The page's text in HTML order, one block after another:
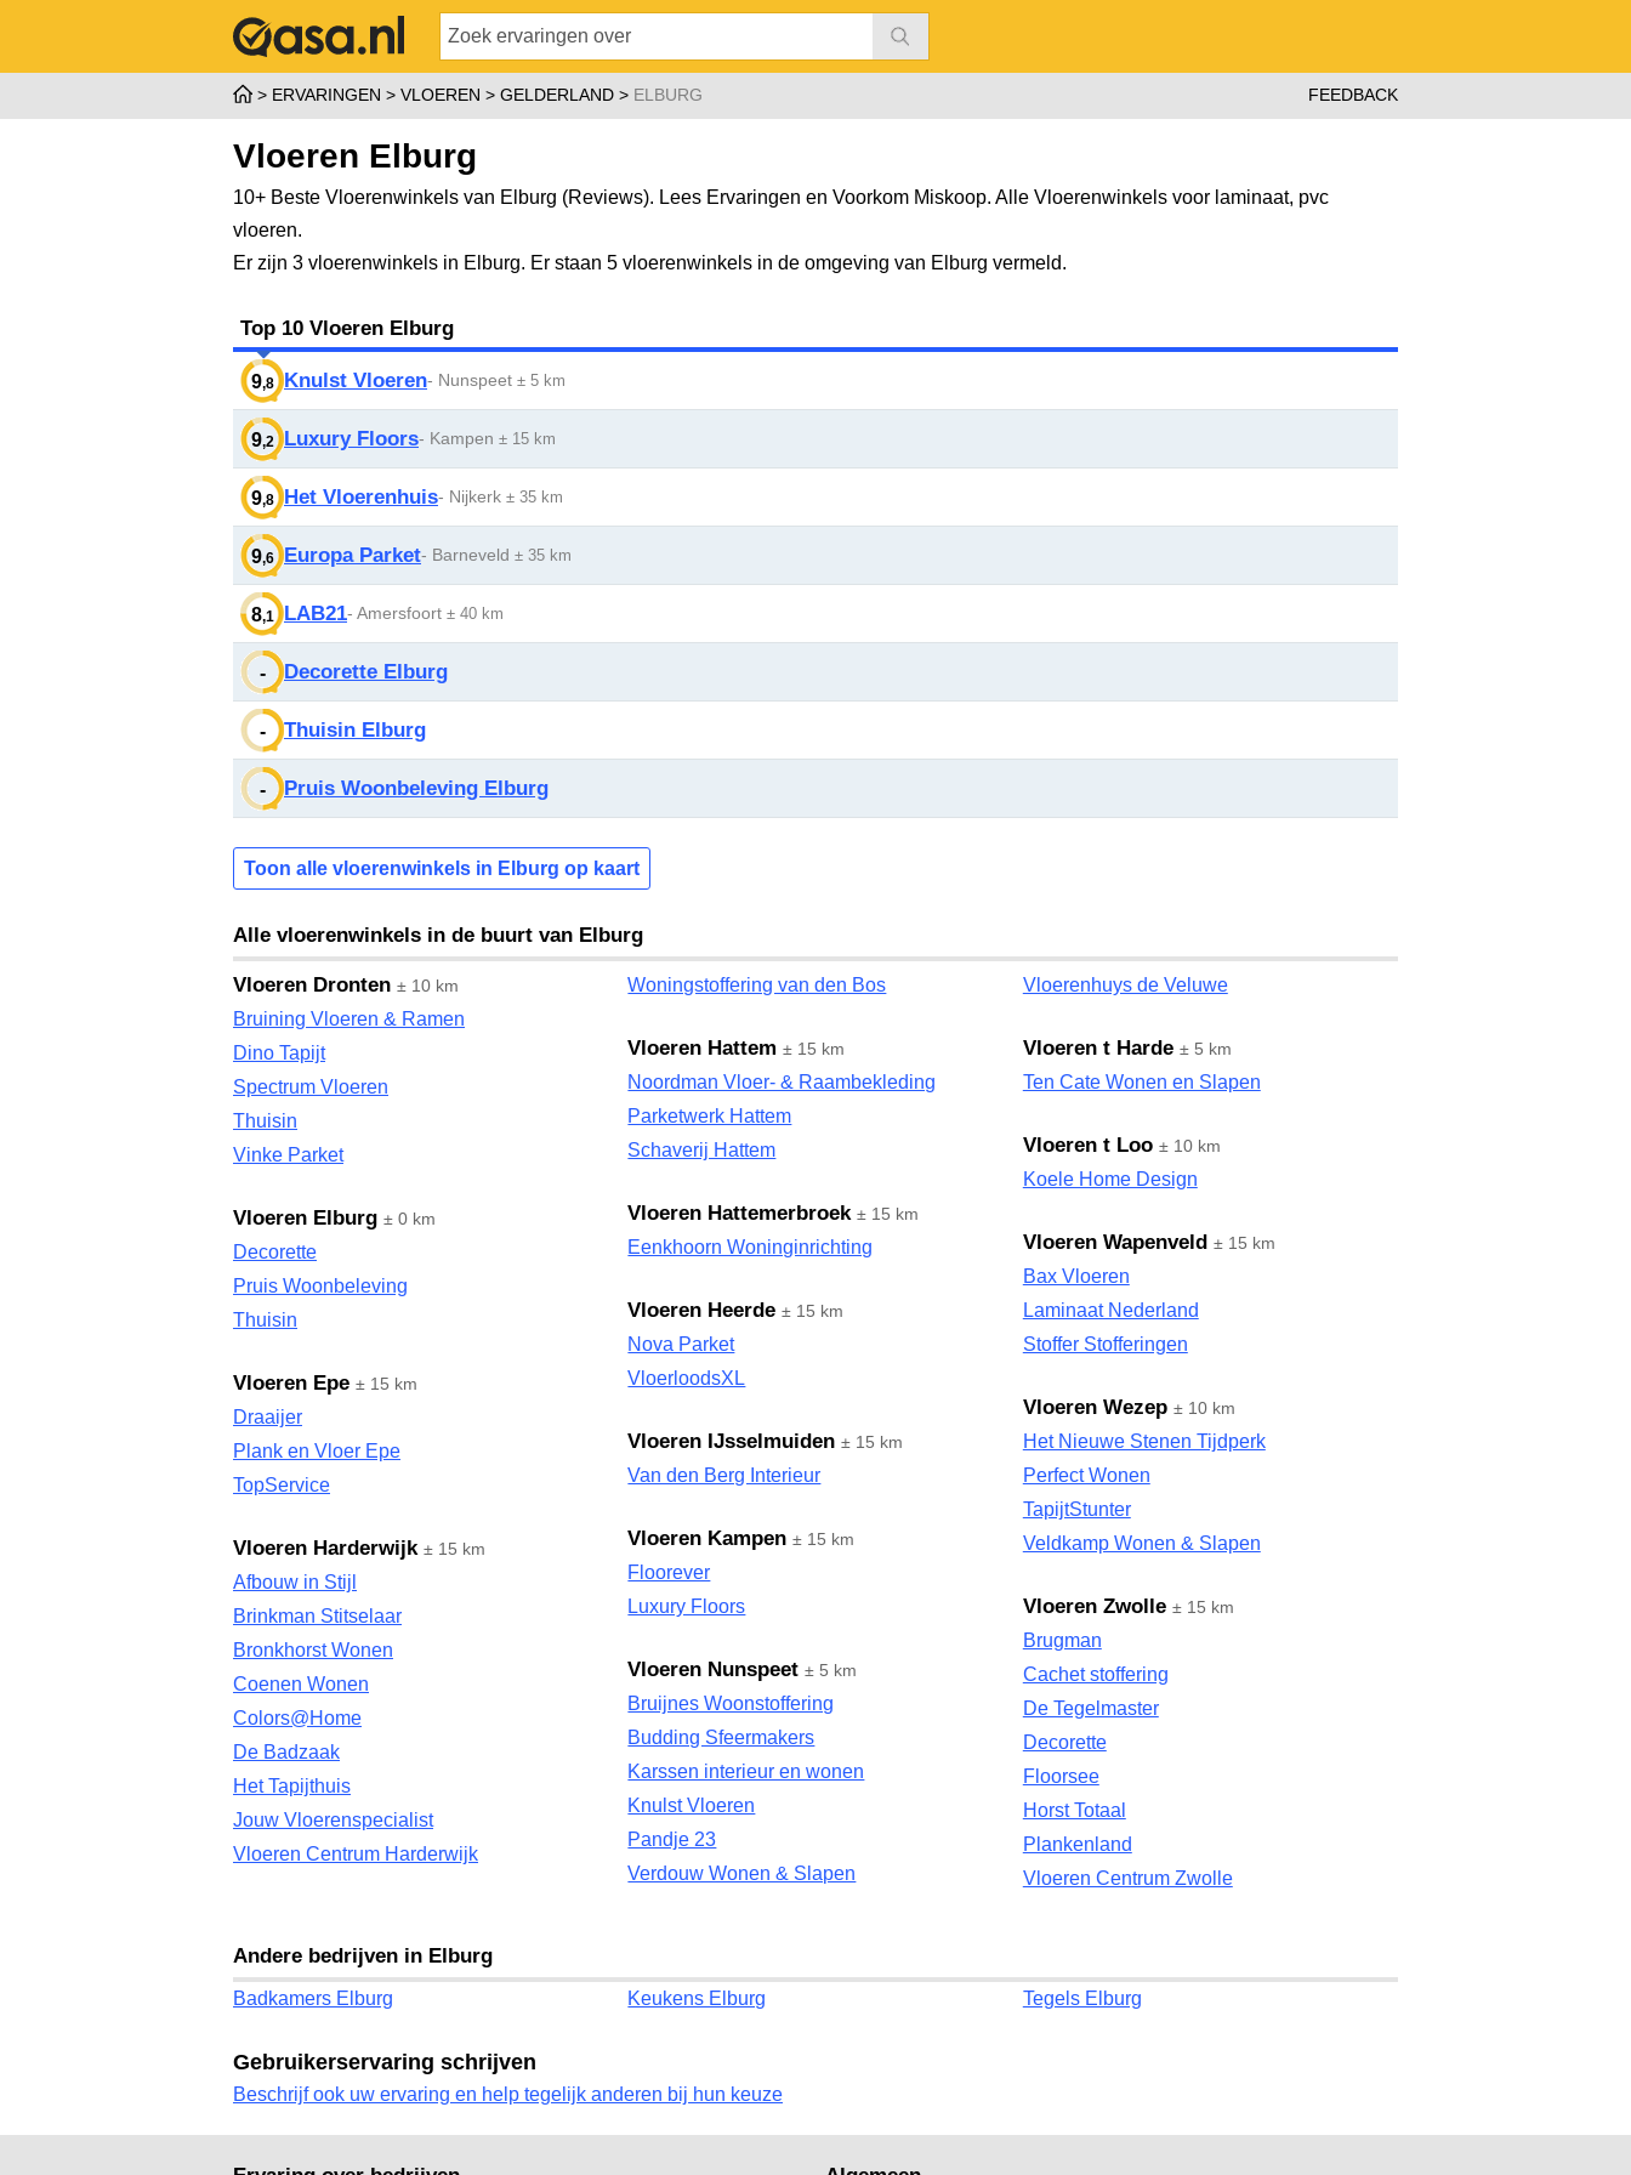
ERVARINGEN VLOEREN GELDERLAND ELBURG FEEDBACK
Vloeren Elburg
10+ Beste Vloerenwinkels van Elburg (Reviews). Lees Ervaringen en Voorkom Miskoop. Alle Vloerenwinkels voor laminaat, pvc
vloeren.
Er zijn 3 vloerenwinkels in Elburg. Er staan 5 vloerenwinkels in de omgeving van Elburg vermeld.
Top 10 Vloeren Elburg
9,8 Knulst Vloeren- Nunspeet ± 5 km
9,2 Luxury Floors- Kampen ± 15 km
9,8 Het Vloerenhuis- Nijkerk ± 35 km
9,6 Europa Parket- Barneveld ± 35 km
8,1 LAB21- Amersfoort ± 40 km
- Decorette Elburg
- Thuisin Elburg
- Pruis Woonbeleving Elburg
Toon alle vloerenwinkels in Elburg op kaart
Alle vloerenwinkels in de buurt van Elburg
Vloeren Dronten ± 10 km
Bruining Vloeren & Ramen
Dino Tapijt
Spectrum Vloeren
Thuisin
Vinke Parket
Vloeren Elburg ± 0 km
Decorette
Pruis Woonbeleving
Thuisin
Vloeren Epe ± 15 km
Draaijer
Plank en Vloer Epe
TopService
Vloeren Harderwijk ± 15 km
Afbouw in Stijl
Brinkman Stitselaar
Bronkhorst Wonen
Coenen Wonen
Colors@Home
De Badzaak
Het Tapijthuis
Jouw Vloerenspecialist
Vloeren Centrum Harderwijk
Woningstoffering van den Bos
Vloeren Hattem ± 15 km
Noordman Vloer- & Raambekleding
Parketwerk Hattem
Schaverij Hattem
Vloeren Hattemerbroek ± 15 km
Eenkhoorn Woninginrichting
Vloeren Heerde ± 15 km
Nova Parket
VloerloodsXL
Vloeren IJsselmuiden ± 15 km
Van den Berg Interieur
Vloeren Kampen ± 15 km
Floorever
Luxury Floors
Vloeren Nunspeet ± 5 km
Bruijnes Woonstoffering
Budding Sfeermakers
Karssen interieur en wonen
Knulst Vloeren
Pandje 23
Verdouw Wonen & Slapen
Vloerenhuys de Veluwe
Vloeren t Harde ± 5 km
Ten Cate Wonen en Slapen
Vloeren t Loo ± 10 km
Koele Home Design
Vloeren Wapenveld ± 15 km
Bax Vloeren
Laminaat Nederland
Stoffer Stofferingen
Vloeren Wezep ± 10 km
Het Nieuwe Stenen Tijdperk
Perfect Wonen
TapijtStunter
Veldkamp Wonen & Slapen
Vloeren Zwolle ± 15 km
Brugman
Cachet stoffering
De Tegelmaster
Decorette
Floorsee
Horst Totaal
Plankenland
Vloeren Centrum Zwolle
Andere bedrijven in Elburg
Badkamers Elburg Keukens Elburg Tegels Elburg
Gebruikerservaring schrijven
Beschrijf ook uw ervaring en help tegelijk anderen bij hun keuze